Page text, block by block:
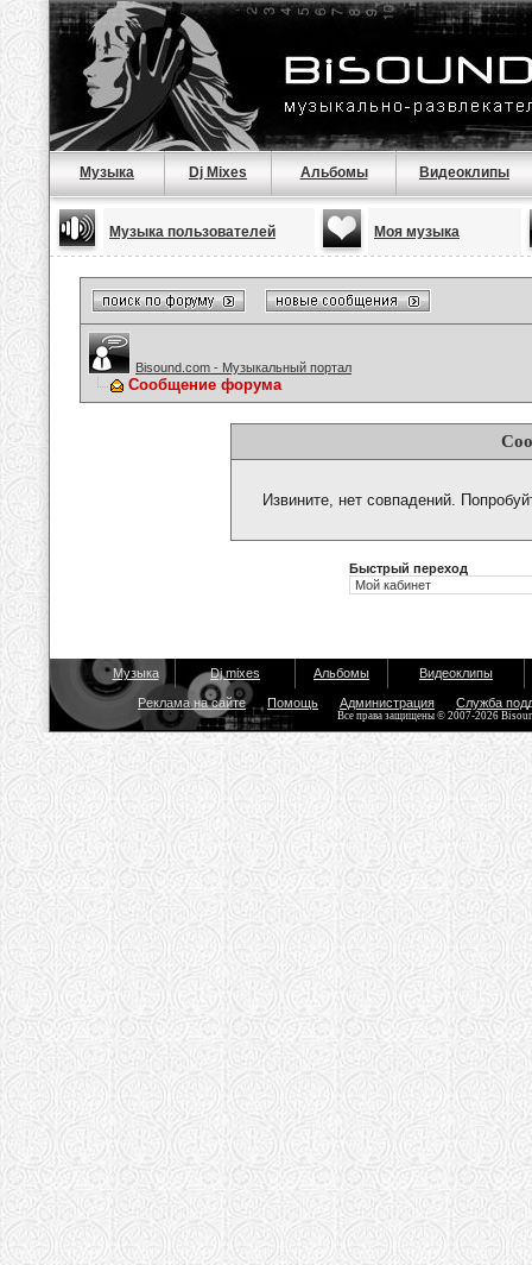
Музыка Dj Mixes Альбомы Видеоклипы
Музыка пользователей Моя музыка
Bisound.com - Музыкальный портал
Сообщение форума
Извините, нет совпадений.
Быстрый переход
Музыка Dj mixes Альбомы Видеоклипы
Реклама на сайте Помощь Администрация Служба
Все права защищены © 2007-2026